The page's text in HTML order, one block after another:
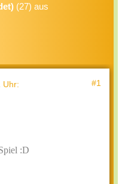
(27) aus
Uhr: #1
:D